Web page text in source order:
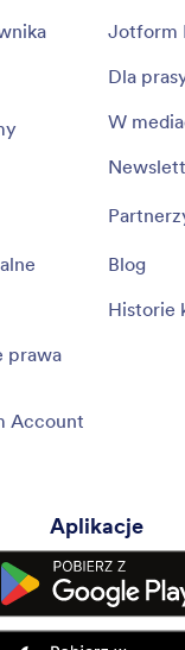
prawa
Account
Jotform
Dla
W
Blog
Historie
Aplikacje